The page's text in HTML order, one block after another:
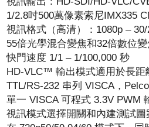
1/2.8吋500萬像素索尼IMX335
視訊格式（高清）：1080p – 30/
55倍光學混合變焦和32倍數位變
快門速度 1/1 – 1/100,000 秒
HD-VLC™ 輸出模式適用於長距
TTL/RS-232 串列 VISCA，
單一 VISCA 可程式 3.3V PWM
視訊模式選擇開關和內建測試圖